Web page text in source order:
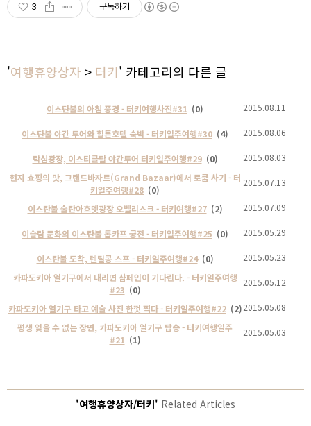
3 구독하기
'여행휴양상자 > 터키' 카테고리의 다른 글
이스탄불의 아침 풍경 - 터키여행사진#31 (0) 2015.08.11
이스탄불 야간 투어와 힐튼호텔 숙박 - 터키일주여행#30 (4) 2015.08.06
탁심광장, 이스티클랄 야간투어 터키일주여행#29 (0)
2015.08.03
현지 쇼핑의 맛, 그랜드바자르(Grand Bazaar)에서 로쿰 사기 - 터
키일주여행#28 (0)
2015.07.13
이스탄불 술탄아흐멧광장 오벨리스크 - 터키여행#27 (2) 2015.07.09
이슬람 문화의 이스탄불 톱카프 궁전 - 터키일주여행#25 (0) 2015.05.29
이스탄불 도착, 렌틸콩 스프 - 터키일주여행#24 (0)
2015.05.23
카파도키아 열기구에서 내리면 샴페인이 기다린다. - 터키일주여행
#23 (0)
2015.05.12
카파도키아 열기구 타고 예술 사진 한껏 찍다 - 터키일주여행#22 (2)2015.05.08
평생 잊을 수 없는 장면, 카파도키아 열기구 탑승 - 터키여행일주
#21 (1)
2015.05.03
'여행휴양상자/터키' Related Articles